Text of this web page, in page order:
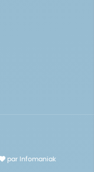
par Infomaniak